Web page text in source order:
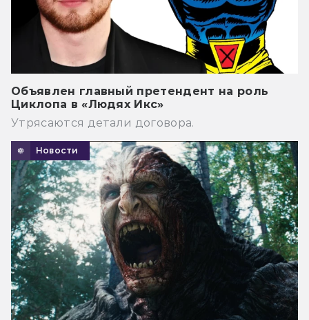
Объявлен главный претендент на роль
Циклопа в «Людях Икс»
Утрясаются детали договора.
Новости